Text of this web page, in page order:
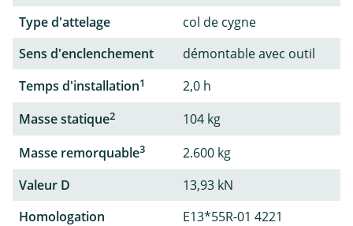
Type d'attelage
col de cygne
Sens d'enclenchement
démontable avec outil
Temps d'installation1
2,0 h
Masse statique2
104 kg
Masse remorquable3
2.600 kg
Valeur D
13,93 kN
Homologation
E13*55R-01 4221